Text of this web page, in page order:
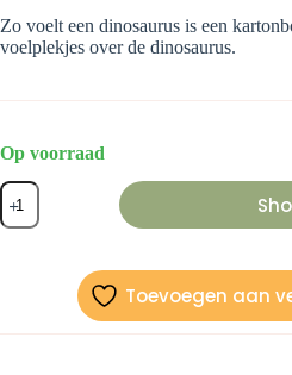
Zo voelt een dinosaurus is een
voelplekjes over de dinosaurus.
Op voorraad
Zo
voelt
een
Toevoegen aan